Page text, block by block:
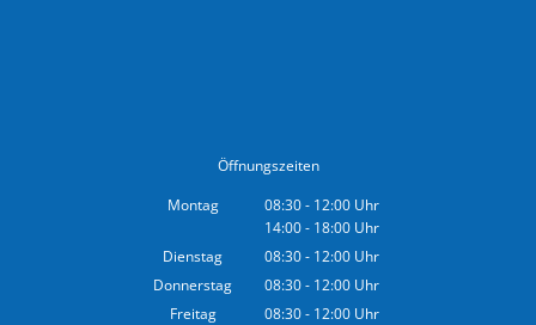
Öffnungszeiten
Montag
08:30- 12:00 Uhr
Von 08:30 bis 12:00 Uhr
14:00- 18:00 Uhr
Von 14:00 bis 18:00 Uhr
Dienstag 08:30- 12:00 Uhr
Von 08:30 bis 12:00 Uhr
Donnerstag 08:30- 12:00 Uhr
Von 08:30 bis 12:00 Uhr
Freitag 08:30- 12:00 Uhr